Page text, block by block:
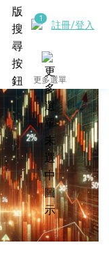
註冊/登入
更多選單